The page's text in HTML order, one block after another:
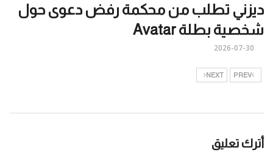
ديزني تطلب من محكمة رفض دعوى حول
شخصية بطلة Avatar
2026-07-30
PREV
NEXT
أترك تعليق